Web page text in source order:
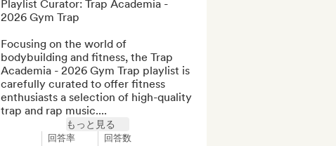
Playlist Curator: Trap Academia -
2026 Gym Trap
Focusing on the world of
bodybuilding and fitness, the Trap
Academia - 2026 Gym Trap playlist is
carefully curated to offer fitness
enthusiasts a selection of high-quality
trap and rap music....
もっと見る
回答率 回答数